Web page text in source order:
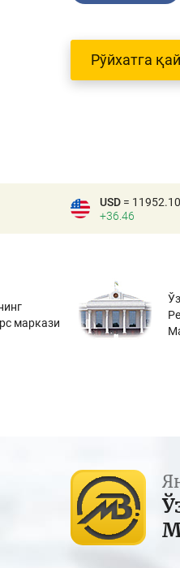
Рўйхатга
USD = 11952.10
+36.46
маркази